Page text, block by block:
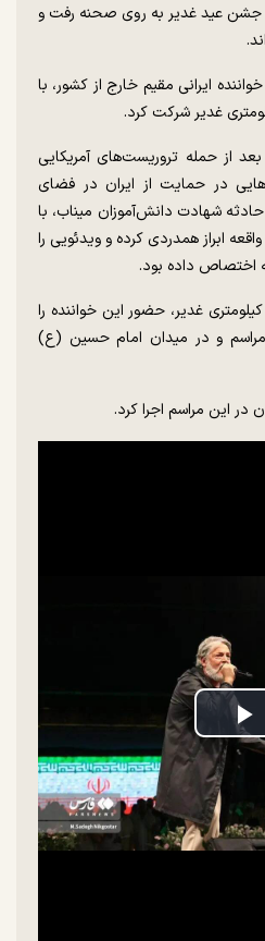
جشن عید غدیر به روی صحنه رفت و
ایرانی مقیم خارج از کشور، با
از حمله تروریست‌های آمریکایی
در حمایت از ایران در فضای
شهادت دانش‌آموزان میناب، با
ابراز همدردی کرده و ویدئویی را
اختصاص داده بود.
تصاویر منتشرشده از جشن ۱۰ کیلومتری غدیر، حضور این خواننده را
و در میدان امام حسین (ع)
در این مراسم اجرا کرد.